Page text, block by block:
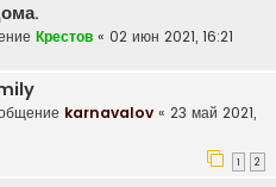
Крестов « 02 июн 2021, 16:21
karnavalov « 23 май 2021,
1 2